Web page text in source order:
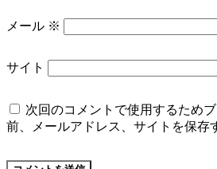
メール ※
サイト
次回のコメントで使用するため
前、メールアドレス、サイトを保存